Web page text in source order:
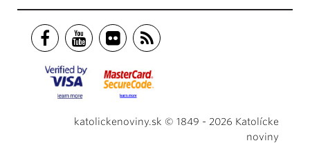
katolickenoviny.sk © 1849 - 2026 Katolícke
noviny